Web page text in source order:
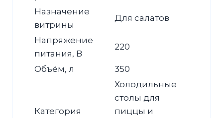
Назначение
витрины
Для салатов
Напряжение
питания, В
220
Объём, л 350
Категория
Холодильные
столы для
пиццы и